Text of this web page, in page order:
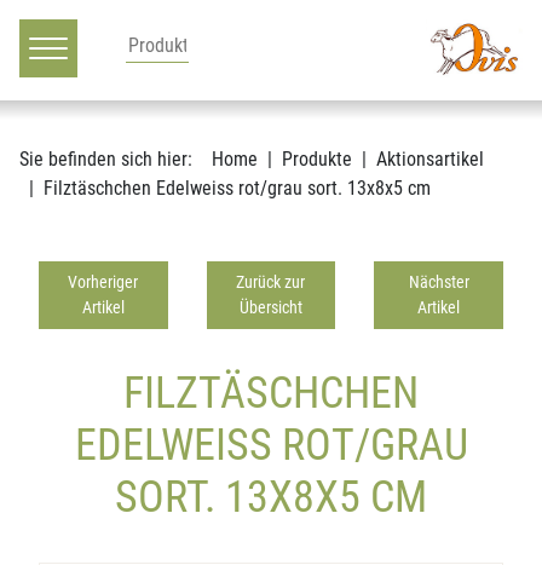
Hauptnavigation
Zum Inhalt
Sie befinden sich hier: Home Produkte
Aktionsartikel
Filztäschchen Edelweiss rot/grau sort. 13x8x5 cm
Vorheriger
Artikel
Zurück zur
Übersicht
Nächster
Artikel
FILZTÄSCHCHEN
EDELWEISS ROT/GRAU
SORT. 13X8X5 CM